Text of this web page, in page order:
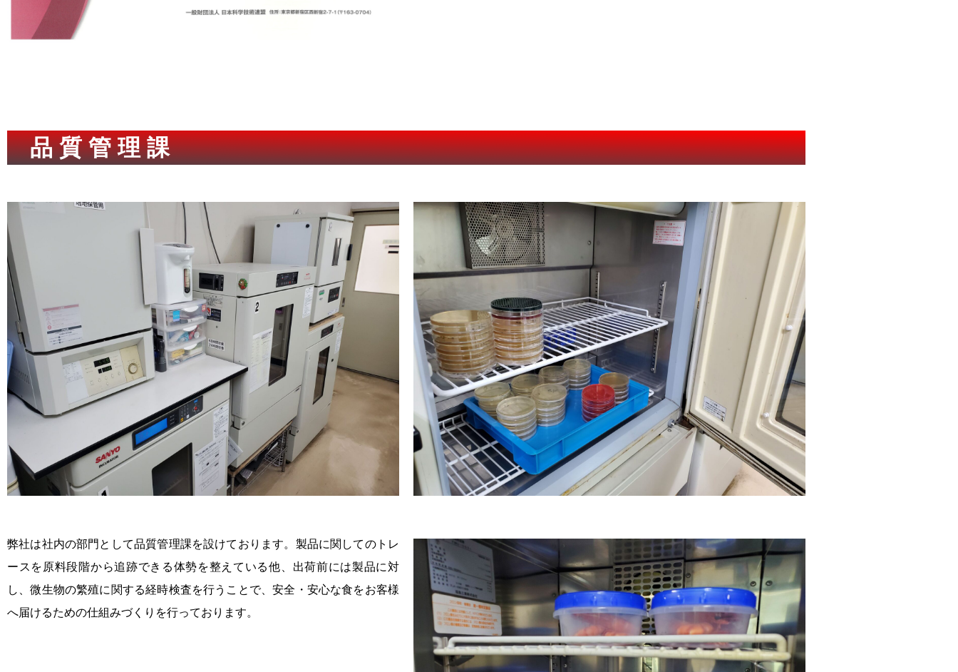
品 質 管 理 課
弊社は社内の部門として品質管理課を設けております。製品に関してのトレ
ースを原料段階から追跡できる体勢を整えている他、出荷前には製品に対
し、微生物の繁殖に関する経時検査を行うことで、安全・安心な食をお客様
へ届けるための仕組みづくりを行っております。